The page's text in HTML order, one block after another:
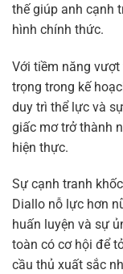
thế giúp anh cạnh
hình chính thức.
Với tiềm năng
trọng trong kế
duy trì thể lực và
giấc mơ trở thành
hiện thực.
Sự cạnh tranh
Diallo nỗ lực hơn
huấn luyện và sự
toàn có cơ hội để
cầu thủ xuất sắc